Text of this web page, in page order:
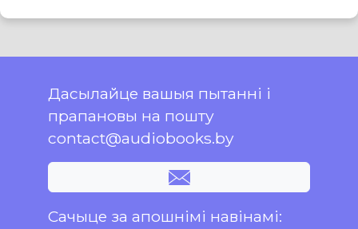
Дасылайце вашыя пытанні і
прапановы на пошту
contact@audiobooks.by
Сачыце за апошнімі навінамі: